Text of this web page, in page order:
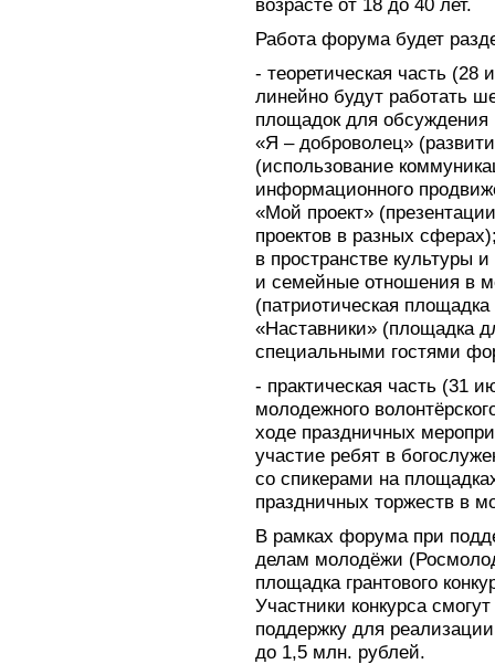
возрасте от 18 до 40 лет.
Работа форума будет
- теоретическая часть (28
линейно будут работать
площадок для
«Я – доброволец»
(использование
информационного
«Мой проект»
проектов в разных
в пространстве культуры
и семейные отношения в
(патриотическая
«Наставники» (площадка
специальными гостями
- практическая часть (31
молодежного
ходе праздничных
участие ребят в
со спикерами на
праздничных торжеств в
В рамках форума при
делам молодёжи
площадка грантового
Участники конкурса
поддержку для
до 1,5 млн. рублей.